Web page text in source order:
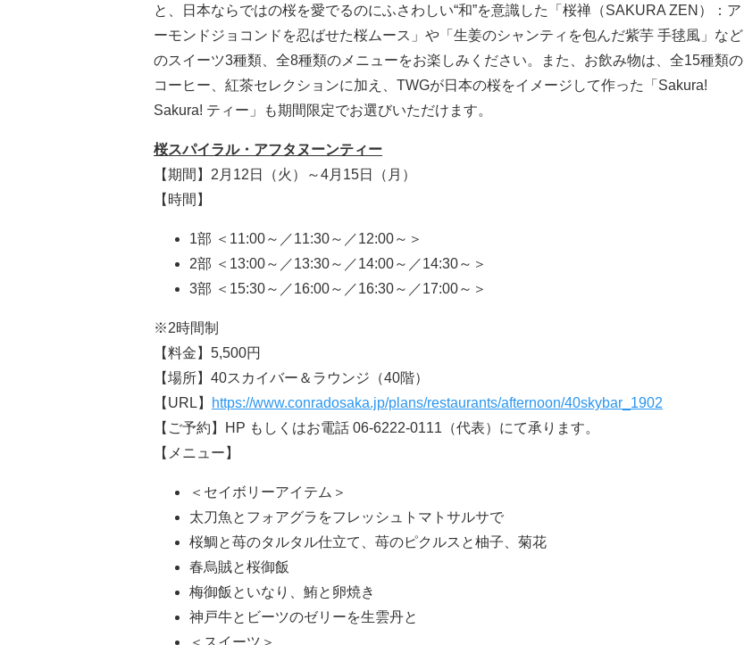
と、日本ならではの桜を愛でるのにふさわしい“和”を意識した「桜禅（SAKURA ZEN）：ア
ーモンドジョコンドを忍ばせた桜ムース」や「生姜のシャンティを包んだ紫芋 手毬風」など
のスイーツ3種類、全8種類のメニューをお楽しみください。また、お飲み物は、全15種類の
コーヒー、紅茶セレクションに加え、TWGが日本の桜をイメージして作った「Sakura!
Sakura! ティー」も期間限定でお選びいただけます。
桜スパイラル・アフタヌーンティー
【期間】2月12日（火）～4月15日（月）
【時間】
1部 ＜11:00～／11:30～／12:00～＞
2部 ＜13:00～／13:30～／14:00～／14:30～＞
3部 ＜15:30～／16:00～／16:30～／17:00～＞
※2時間制
【料金】5,500円
【場所】40スカイバー＆ラウンジ（40階）
【URL】
https://www.conradosaka.jp/plans/restaurants/afternoon/40skybar_1902
【ご予約】HP もしくはお電話 06-6222-0111（代表）にて承ります。
【メニュー】
＜セイボリーアイテム＞
太刀魚とフォアグラをフレッシュトマトサルサで
桜鯛と苺のタルタル仕立て、苺のピクルスと柚子、菊花
春烏賊と桜御飯
梅御飯といなり、鮪と卵焼き
神戸牛とビーツのゼリーを生雲丹と
＜スイーツ＞